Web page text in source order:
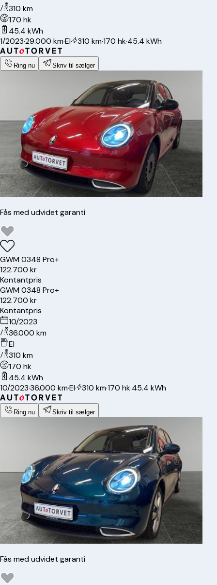
310 km
170 hk
45.4 kWh
1/2023·29.000 km·El· 310 km·170 hk·45.4 kWh
Ring nu Skriv til sælger
Fås med udvidet garanti
GWM0348 Pro+
122.700 kr
Kontantpris
GWM0348 Pro+
122.700 kr
Kontantpris
10/2023
36.000 km
El
310 km
170 hk
45.4 kWh
10/2023·36.000 km·El· 310 km·170 hk·45.4 kWh
Ring nu Skriv til sælger
Fås med udvidet garanti